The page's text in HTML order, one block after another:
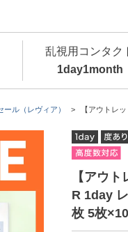
ール（レヴィア） 【アウトレ
【アウ
R 1day
枚 5枚
乱視用コンタク
1day1month